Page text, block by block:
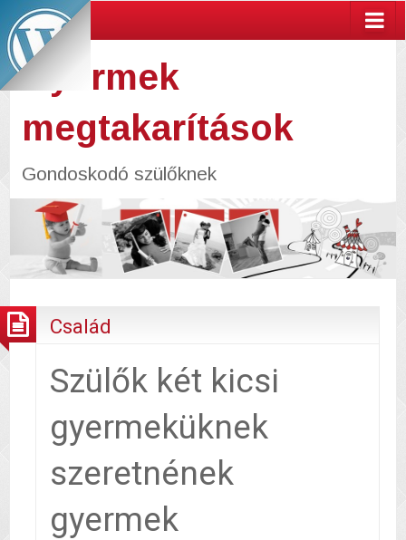
Gyermek
megtakarítások
Gondoskodó szülőknek
Család
Szülők két kicsi
gyermeküknek
szeretnének
gyermek